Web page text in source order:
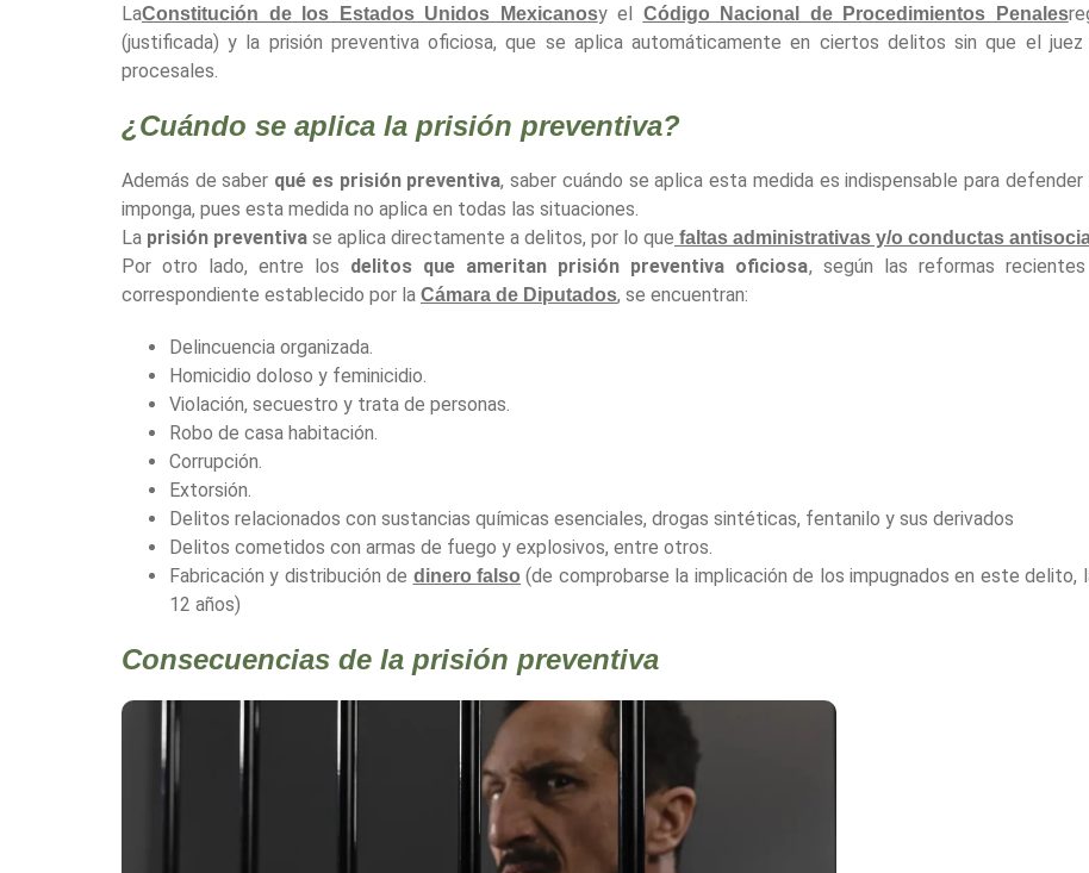
LaConstitución de los Estados Unidos Mexicanosy el Código Nacional de Procedimientos Penales
(justificada) y la prisión preventiva oficiosa, que se aplica automáticamente en ciertos delitos sin que el
procesales.
¿Cuándo se aplica la prisión preventiva?
Además de saber qué es prisión preventiva, saber cuándo se aplica esta medida es indispensable para
imponga, pues esta medida no aplica en todas las situaciones.
La prisión preventiva se aplica directamente a delitos, por lo que faltas administrativas y/o conductas
Por otro lado, entre los delitos que ameritan prisión preventiva oficiosa, según las reformas
correspondiente establecido por la Cámara de Diputados, se encuentran:
Delincuencia organizada.
Homicidio doloso y feminicidio.
Violación, secuestro y trata de personas.
Robo de casa habitación.
Corrupción.
Extorsión.
Delitos relacionados con sustancias químicas esenciales, drogas sintéticas, fentanilo y sus derivados
Delitos cometidos con armas de fuego y explosivos, entre otros.
Fabricación y distribución de dinero falso (de comprobarse la implicación de los impugnados en este
12 años)
Consecuencias de la prisión preventiva